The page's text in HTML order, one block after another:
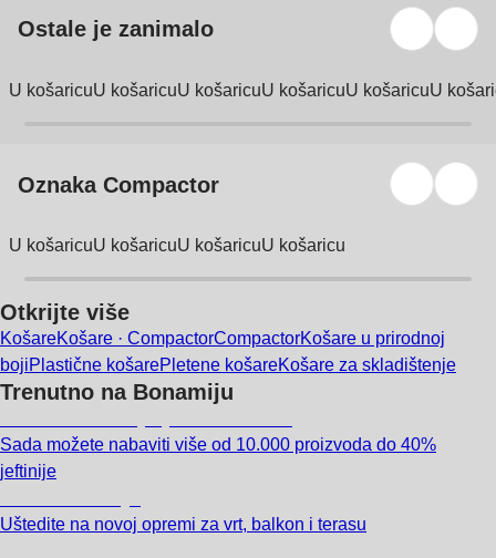
Ostale je zanimalo
U košaricuU košaricuU košaricuU košaricuU košaricuU
Oznaka Compactor
U košaricuU košaricuU košaricuU košaricu
Otkrijte više
KošareKošare · CompactorCompactorKošare u prirodnoj
bojiPlastične košarePletene košareKošare za skladištenje
Trenutno na Bonamiju
Sada možete nabaviti više od 10.000 proizvoda do 40%
jeftinije
Uštedite na novoj opremi za vrt, balkon i terasu